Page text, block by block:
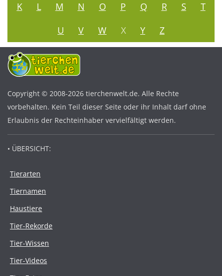
K
L M N O P Q R S
T
U
V W X Y Z
Copyright © 2008-2026 tierchenwelt.de. Alle Rechte
vorbehalten. Kein Teil dieser Seite oder ihr Inhalt darf ohne
Erlaubnis der Rechteinhaber vervielfältigt werden.
• ÜBERSICHT:
Tierarten
Tiernamen
Haustiere
Tier-Rekorde
Tier-Wissen
Tier-Videos